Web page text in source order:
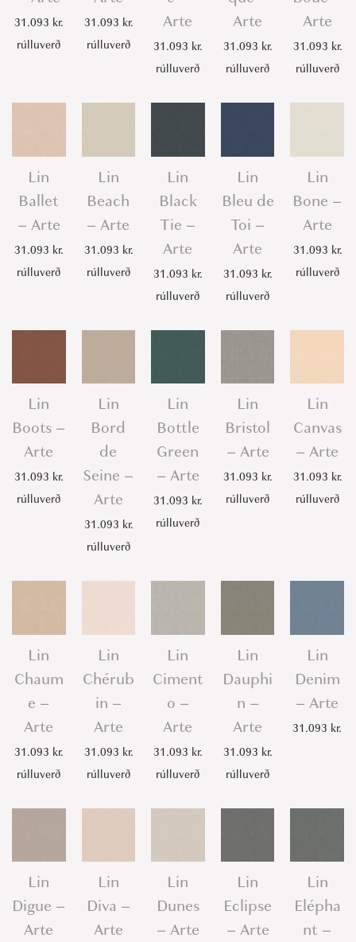
t
i
t
31.093 kr.
rúlluverð
31.093 kr.
rúlluverð
Arte
31.093 kr.
rúlluverð
Arte
31.093 kr.
rúlluverð
Arte
31.093 kr.
rúlluverð
Lin
Ballet
– Arte
31.093 kr.
rúlluverð
Lin
Beach
– Arte
31.093 kr.
rúlluverð
Lin
Black
Tie –
Arte
31.093 kr.
rúlluverð
Lin
Bleu de
Toi –
Arte
31.093 kr.
rúlluverð
Lin
Bone –
Arte
31.093 kr.
rúlluverð
Lin
Boots –
Arte
31.093 kr.
rúlluverð
Lin
Bord
de
Seine –
Arte
31.093 kr.
rúlluverð
Lin
Bottle
Green
– Arte
31.093 kr.
rúlluverð
Lin
Bristol
– Arte
31.093 kr.
rúlluverð
Lin
Canvas
– Arte
31.093 kr.
rúlluverð
Lin
Chaum
e –
Arte
31.093 kr.
rúlluverð
Lin
Chérub
in –
Arte
31.093 kr.
rúlluverð
Lin
Ciment
o –
Arte
31.093 kr.
rúlluverð
Lin
Dauphi
n –
Arte
31.093 kr.
rúlluverð
Lin
Denim
– Arte
31.093 kr.
Lin
Digue –
Arte
Lin
Diva –
Arte
Lin
Dunes
– Arte
Lin
Eclipse
– Arte
Lin
Elépha
nt –